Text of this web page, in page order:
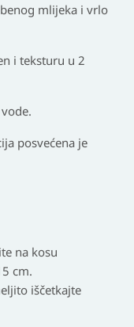
mlijeka i vrlo
i teksturu u 2
posvećena je
na kosu
cm.
iščetkajte